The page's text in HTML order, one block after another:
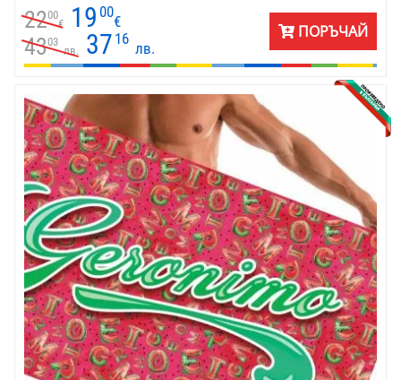
2200
€ 19 00
€
4303
лв. 37 16
лв.
ПОРЪЧАЙ